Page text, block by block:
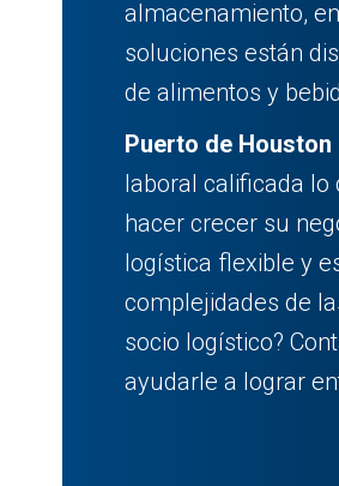
almacenamiento,
soluciones están
de alimentos y
Puerto de Houston
laboral calificada lo
hacer crecer su
logística flexible y
complejidades de
socio logístico?
ayudarle a lograr